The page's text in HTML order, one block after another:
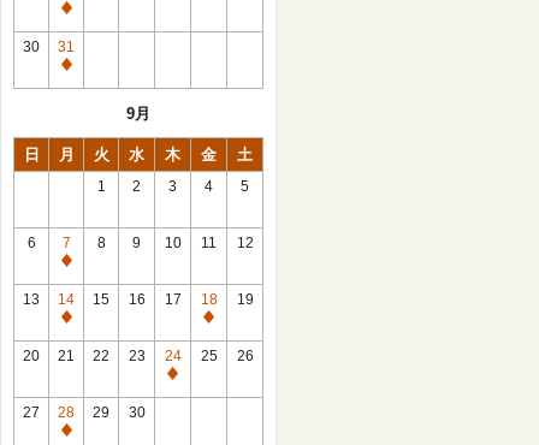
日
休
館
日
30
31
休
9月
日 月 火 水 木 金 土
1 2 3 4 5
6
7
休
館
日
8 9 10 11 12
13
14
休
館
15 16 17
18
休
館
19
20 21 22 23
24
休
25 26
27
28
休
29 30